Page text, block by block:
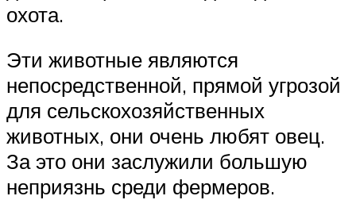
охота.
Эти животные являются
непосредственной, прямой угрозой
для сельскохозяйственных
животных, они очень любят овец.
За это они заслужили большую
неприязнь среди фермеров.